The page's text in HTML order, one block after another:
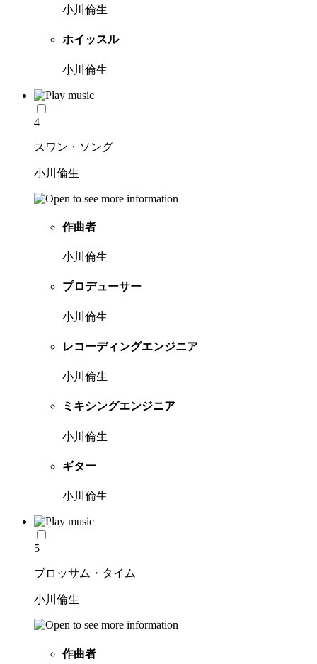
小川倫生
ホイッスル
小川倫生
4
スワン・ソング
小川倫生
作曲者
小川倫生
プロデューサー
小川倫生
レコーディングエンジニア
小川倫生
ミキシングエンジニア
小川倫生
ギター
小川倫生
5
ブロッサム・タイム
小川倫生
作曲者